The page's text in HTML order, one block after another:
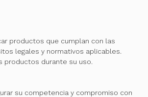
productos que cumplan con las
legales y normativos aplicables.
productos durante su uso.
su competencia y compromiso con